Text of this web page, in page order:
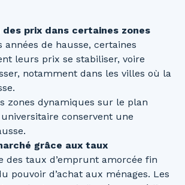
prix dans certaines zones
années de hausse, certaines
leurs prix se stabiliser, voire
notamment dans les villes où la
zones dynamiques sur le plan
conservent une
grâce aux taux
des taux d’emprunt amorcée fin
pouvoir d’achat aux ménages. Les